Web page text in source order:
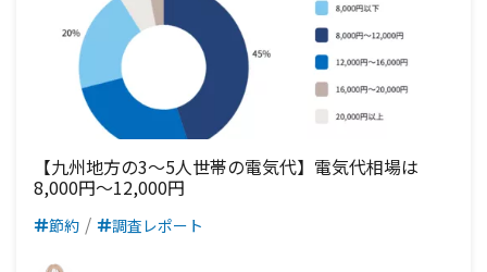
【九州地方の3～5人世帯の電気代】電気代相場は
8,000円～12,000円
節約 調査レポート